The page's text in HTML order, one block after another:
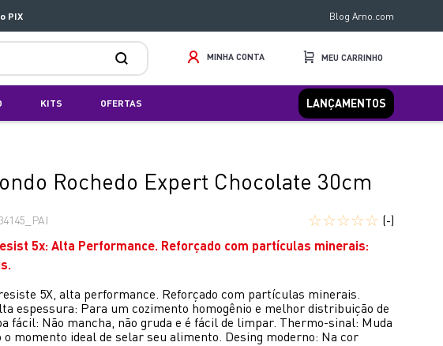
PIX Blog Arno.com
MINHA CONTA
KITS OFERTAS LANÇAMENTOS
Rochedo Expert Chocolate 30cm
☆☆☆☆☆ (-)
5x: Alta Performance. Reforçado com partículas minerais:
5X, alta performance. Reforçado com partículas minerais.
espessura: Para um cozimento homogênio e melhor distribuição de
fácil: Não mancha, não gruda e é fácil de limpar. Thermo-sinal: Muda
o momento ideal de selar seu alimento. Desing moderno: Na cor